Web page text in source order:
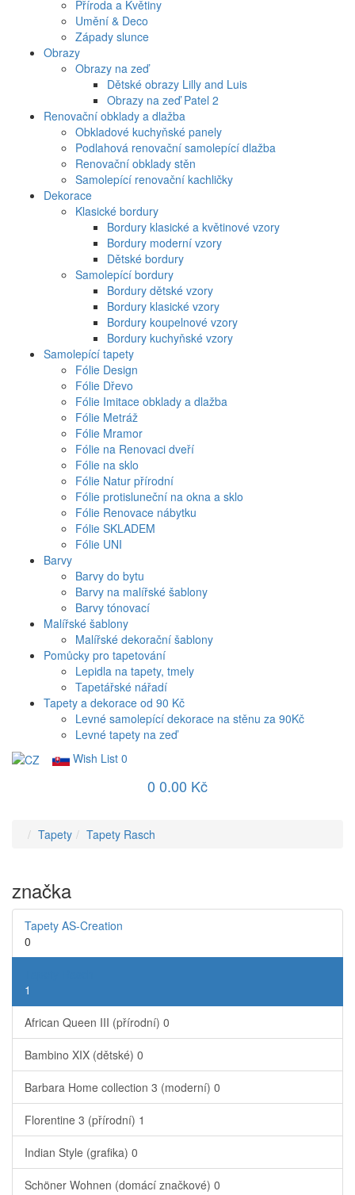
Příroda a Květiny
Umění & Deco
Západy slunce
Obrazy
Obrazy na zeď
Dětské obrazy Lilly and Luis
Obrazy na zeď Patel 2
Renovační obklady a dlažba
Obkladové kuchyňské panely
Podlahová renovační samolepící dlažba
Renovační obklady stěn
Samolepící renovační kachličky
Dekorace
Klasické bordury
Bordury klasické a květinové vzory
Bordury moderní vzory
Dětské bordury
Samolepící bordury
Bordury dětské vzory
Bordury klasické vzory
Bordury koupelnové vzory
Bordury kuchyňské vzory
Samolepící tapety
Fólie Design
Fólie Dřevo
Fólie Imitace obklady a dlažba
Fólie Metráž
Fólie Mramor
Fólie na Renovaci dveří
Fólie na sklo
Fólie Natur přírodní
Fólie protisluneční na okna a sklo
Fólie Renovace nábytku
Fólie SKLADEM
Fólie UNI
Barvy
Barvy do bytu
Barvy na malířské šablony
Barvy tónovací
Malířské šablony
Malířské dekorační šablony
Pomůcky pro tapetování
Lepidla na tapety, tmely
Tapetářské nářadí
Tapety a dekorace od 90 Kč
Levné samolepící dekorace na stěnu za 90Kč
Levné tapety na zeď
Wish List 0
0 0.00 Kč
Tapety Tapety Rasch
značka
Tapety AS-Creation
0
1
African Queen III (přírodní) 0
Bambino XIX (dětské) 0
Barbara Home collection 3 (moderní) 0
Florentine 3 (přírodní) 1
Indian Style (grafika) 0
Schöner Wohnen (domácí značkové) 0